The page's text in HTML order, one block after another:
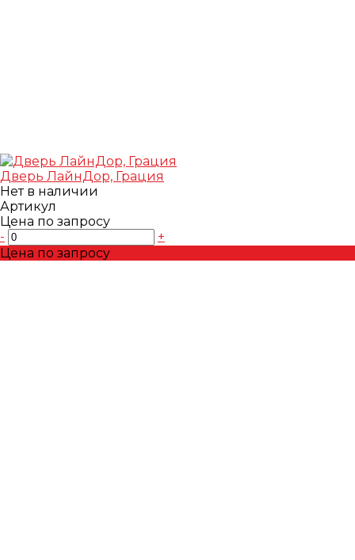
Дверь ЛайнДор, Грация
Нет в наличии
Артикул
Цена по запросу
-
+
Цена по запросу